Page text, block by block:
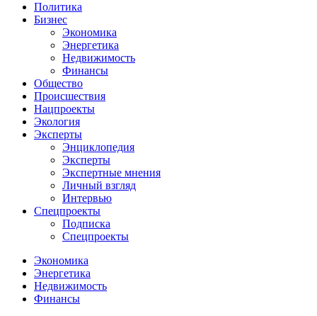
Политика
Бизнес
Экономика
Энергетика
Недвижимость
Финансы
Общество
Происшествия
Нацпроекты
Экология
Эксперты
Энциклопедия
Эксперты
Экспертные мнения
Личный взгляд
Интервью
Спецпроекты
Подписка
Спецпроекты
Экономика
Энергетика
Недвижимость
Финансы